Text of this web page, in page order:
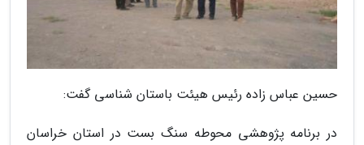
حسین عباس زاده رئیس هیئت باستان شناسی گفت:
در برنامه پژوهشی محوطه سنگ بست در استان خراسان